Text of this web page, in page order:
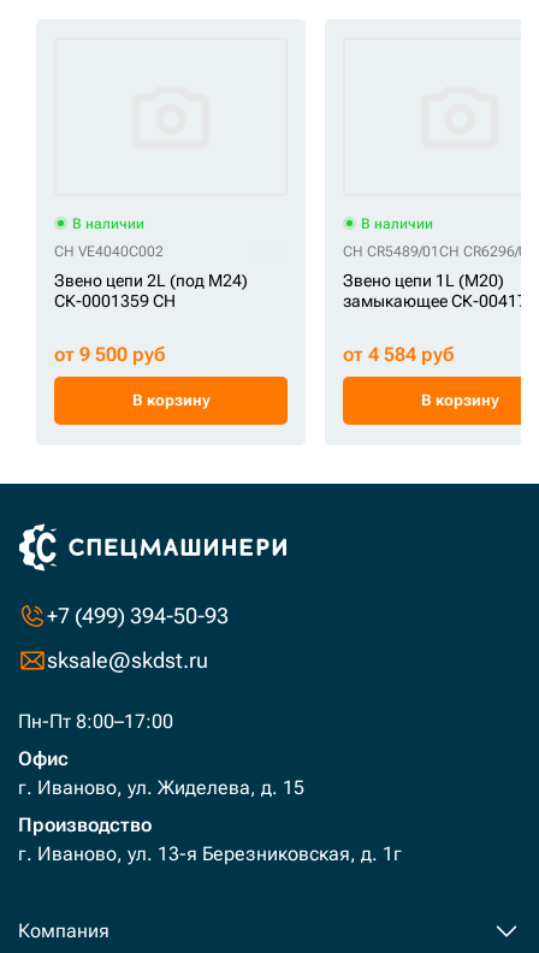
В наличии
CH VE4040C002
Звено цепи 2L (под M24)
СК-0001359 CH
от 9 500 руб
В корзину
В наличии
CH CR5489/01 CH CR6296/01
Звено цепи 1L (M20)
замыкающее СК-
от 4 584 руб
В корзину
+7 (499) 394-50-93
sksale@skdst.ru
Пн-Пт 8:00–17:00
Офис
г. Иваново, ул. Жиделева, д. 15
Производство
г. Иваново, ул. 13-я Березниковская, д. 1г
Компания